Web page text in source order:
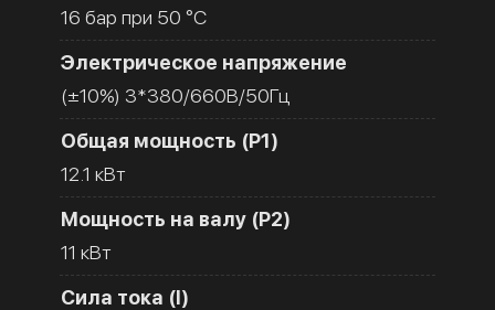
16 бар при 50 °C
Электрическое напряжение
(±10%) 3*380/660В/50Гц
Общая мощность (Р1)
12.1 кВт
Мощность на валу (Р2)
11 кВт
Сила тока (I)